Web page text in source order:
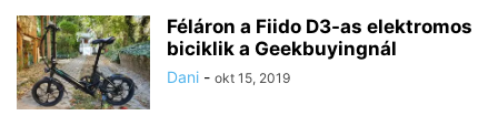
Féláron a Fiido D3-as elektromos
biciklik a Geekbuyingnál
Dani - okt 15, 2019